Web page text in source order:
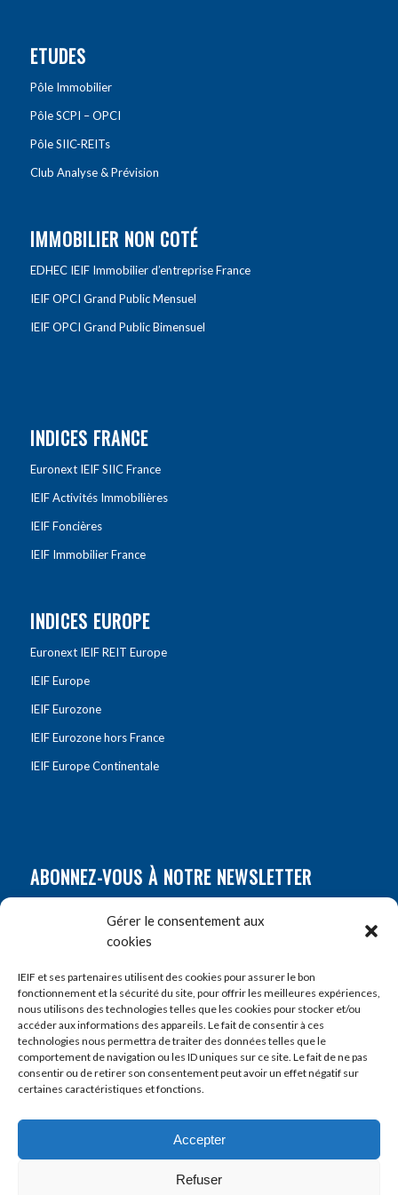
Gérer le consentement aux
cookies
IEIF et ses partenaires utilisent des cookies pour assurer le bon
fonctionnement et la sécurité du site, pour offrir les meilleures expériences,
nous utilisons des technologies telles que les cookies pour stocker et/ou
accéder aux informations des appareils. Le fait de consentir à ces
technologies nous permettra de traiter des données telles que le
comportement de navigation ou les ID uniques sur ce site. Le fait de ne pas
consentir ou de retirer son consentement peut avoir un effet négatif sur
certaines caractéristiques et fonctions.
Accepter
Refuser
ETUDES
Pôle Immobilier
Pôle SCPI – OPCI
Pôle SIIC-REITs
Club Analyse & Prévision
IMMOBILIER NON COTÉ
EDHEC IEIF Immobilier d’entreprise France
IEIF OPCI Grand Public Mensuel
IEIF OPCI Grand Public Bimensuel
INDICES FRANCE
Euronext IEIF SIIC France
IEIF Activités Immobilières
IEIF Foncières
IEIF Immobilier France
INDICES EUROPE
Euronext IEIF REIT Europe
IEIF Europe
IEIF Eurozone
IEIF Eurozone hors France
IEIF Europe Continentale
ABONNEZ-VOUS À NOTRE NEWSLETTER
Prénom*
E-mail*